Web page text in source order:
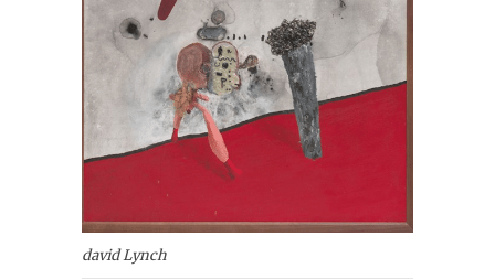
david Lynch